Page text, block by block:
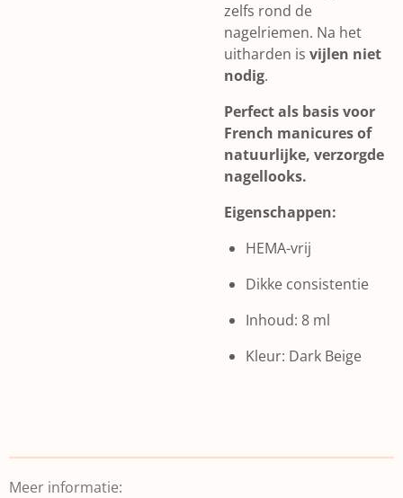
zelfs rond de
nagelriemen. Na het
uitharden is vijlen niet
nodig.
Perfect als basis voor
French manicures of
natuurlijke, verzorgde
nagellooks.
Eigenschappen:
HEMA-vrij
Dikke consistentie
Inhoud: 8 ml
Kleur: Dark Beige
Meer informatie: